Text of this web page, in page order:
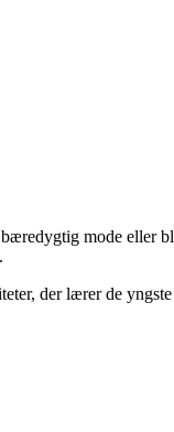
mode eller
der lærer de